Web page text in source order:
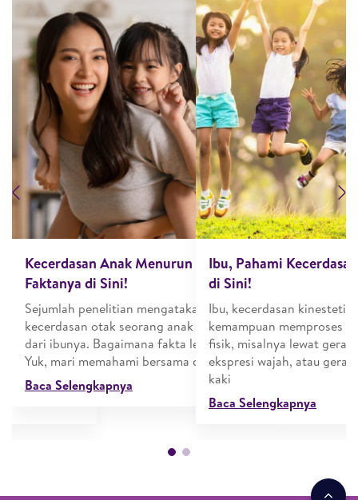
Previous
dan
dengan
Kecerdasan Anak Menurun dari Ibu? Cek
Faktanya di Sini!
Sejumlah penelitian mengatakan bahwa
kecerdasan otak seorang anak diturunkan
dari ibunya. Bagaimana fakta lengkapnya?
Yuk, mari memahami bersama di sini
Baca Selengkapnya
Ibu, Pahami
di Sini!
Ibu, kecerdasan kinestetik
kemampuan memproses
fisik, misalnya lewat
ekspresi wajah, atau
kaki
Baca Selengkapnya